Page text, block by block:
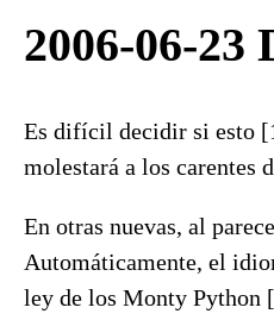
2006-06-23
Es difícil decidir si esto
molestará a los carentes
En otras nuevas, al
Automáticamente, el
ley de los Monty Python